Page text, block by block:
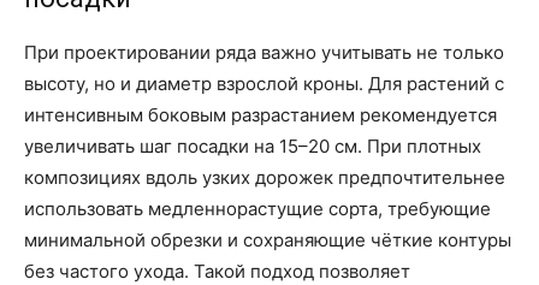
При проектировании ряда важно учитывать не только
высоту, но и диаметр взрослой кроны. Для растений с
интенсивным боковым разрастанием рекомендуется
увеличивать шаг посадки на 15–20 см. При плотных
композициях вдоль узких дорожек предпочтительнее
использовать медленнорастущие сорта, требующие
минимальной обрезки и сохраняющие чёткие контуры
без частого ухода. Такой подход позволяет